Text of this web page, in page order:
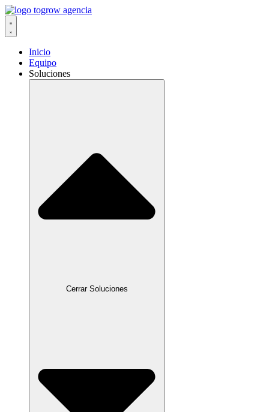
Ir
al
contenido
Inicio
Equipo
Soluciones
Cerrar Soluciones